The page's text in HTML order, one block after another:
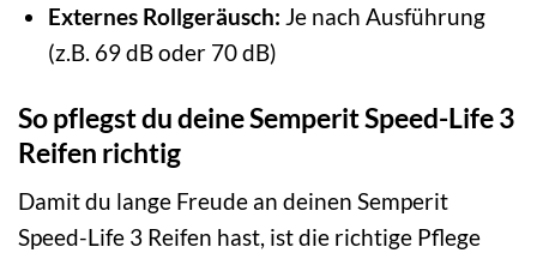
Externes Rollgeräusch: Je nach Ausführung
(z.B. 69 dB oder 70 dB)
So pflegst du deine Semperit Speed-Life 3
Reifen richtig
Damit du lange Freude an deinen Semperit
Speed-Life 3 Reifen hast, ist die richtige Pflege